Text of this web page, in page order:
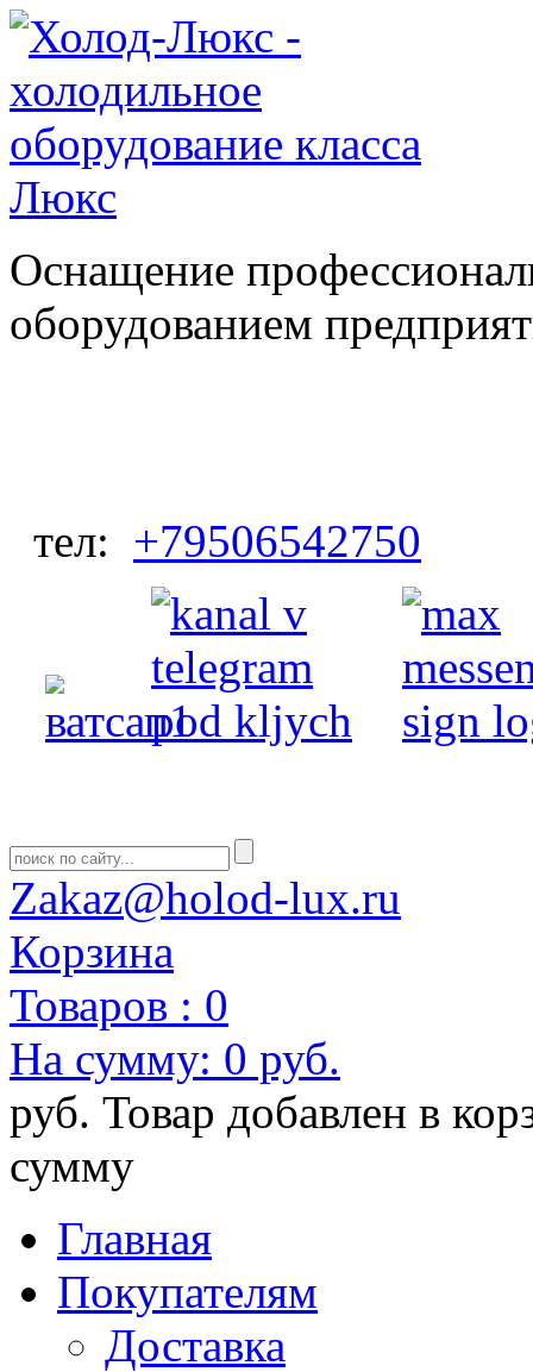
Оснащение
оборудованием
тел: +79506542750
Zakaz@holod-lux.ru
Корзина
Товаров : 0
На сумму: 0 руб.
руб. Товар добавлен в
сумму
Главная
Покупателям
Доставка